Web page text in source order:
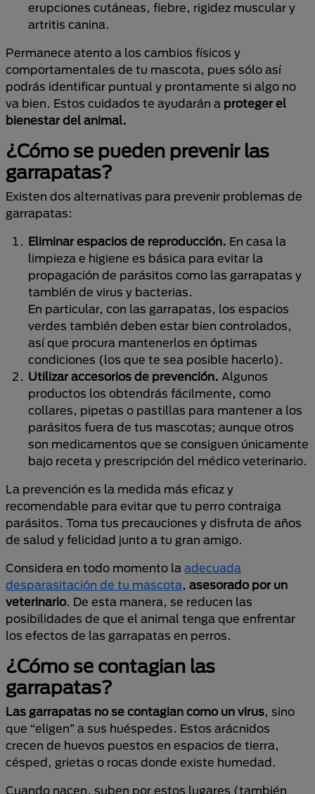
erupciones cutáneas, fiebre, rigidez muscular y
artritis canina.
Permanece atento a los cambios físicos y
comportamentales de tu mascota, pues sólo así
podrás identificar puntual y prontamente si algo no
va bien. Estos cuidados te ayudarán a proteger el
bienestar del animal.
¿Cómo se pueden prevenir las
garrapatas?
Existen dos alternativas para prevenir problemas de
garrapatas:
Eliminar espacios de reproducción. En casa la
limpieza e higiene es básica para evitar la
propagación de parásitos como las garrapatas y
también de virus y bacterias.
En particular, con las garrapatas, los espacios
verdes también deben estar bien controlados,
así que procura mantenerlos en óptimas
condiciones (los que te sea posible hacerlo).
Utilizar accesorios de prevención. Algunos
productos los obtendrás fácilmente, como
collares, pipetas o pastillas para mantener a los
parásitos fuera de tus mascotas; aunque otros
son medicamentos que se consiguen únicamente
bajo receta y prescripción del médico veterinario.
La prevención es la medida más eficaz y
recomendable para evitar que tu perro contraiga
parásitos. Toma tus precauciones y disfruta de años
de salud y felicidad junto a tu gran amigo.
Considera en todo momento la adecuada
desparasitación de tu mascota, asesorado por un
veterinario. De esta manera, se reducen las
posibilidades de que el animal tenga que enfrentar
los efectos de las garrapatas en perros.
¿Cómo se contagian las
garrapatas?
Las garrapatas no se contagian como un virus, sino
que “eligen” a sus huéspedes. Estos arácnidos
crecen de huevos puestos en espacios de tierra,
césped, grietas o rocas donde existe humedad.
Cuando nacen, suben por estos lugares (también